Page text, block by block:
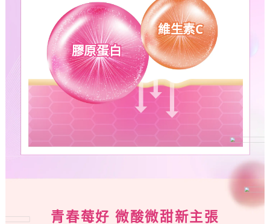
膠原蛋白
維生素C
青春莓好 微酸微甜新主張